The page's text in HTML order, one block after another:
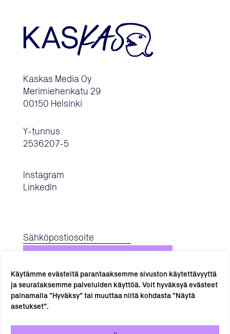
Käytämme evästeitä parantaaksemme sivuston käytettävyyttä
ja seurataksemme palveluiden käyttöä. Voit hyväksyä evästeet
painamalla ”Hyväksy” tai muuttaa niitä kohdasta ”Näytä
asetukset”.
Kaskas Media Oy
Merimiehenkatu 29
00150 Helsinki
Y-tunnus
2536207-5
Instagram
LinkedIn
TILAA UUTISKIRJE →